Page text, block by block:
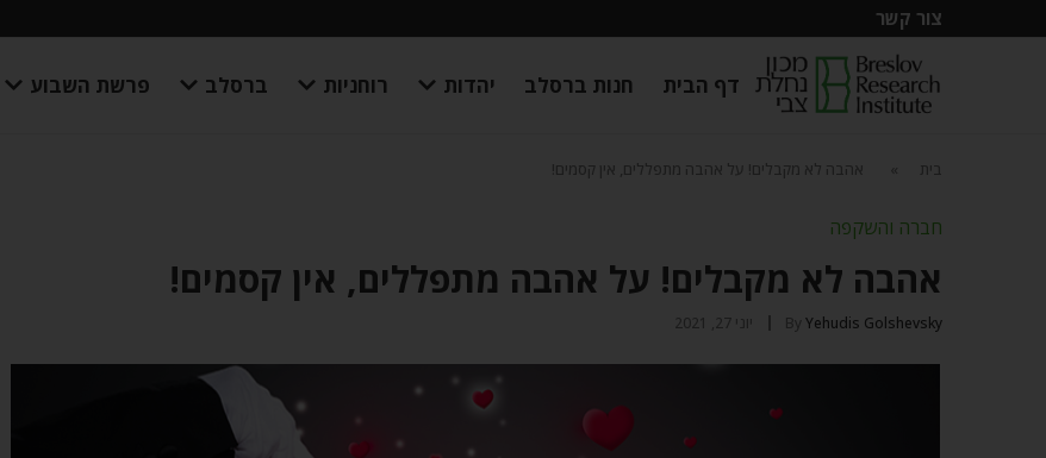
צור קשר
דף הבית חנות ברסלב יהדות רוחניות ברסלב פרשת השבוע
בית אהבה לא מקבלים! על אהבה מתפללים, אין קסמים!
חברה והשקפה
אהבה לא מקבלים! על אהבה מתפללים, אין קסמים!
By Yehudis Golshevsky יוני 27, 2021